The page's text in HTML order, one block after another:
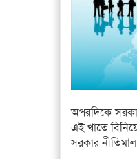
অপরদিকে
এই খাতে
সরকার